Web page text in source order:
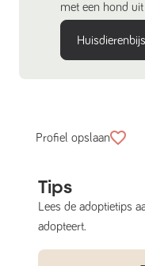
met een hond
Profiel opslaan
Tips
Lees de adoptietips
adopteert.